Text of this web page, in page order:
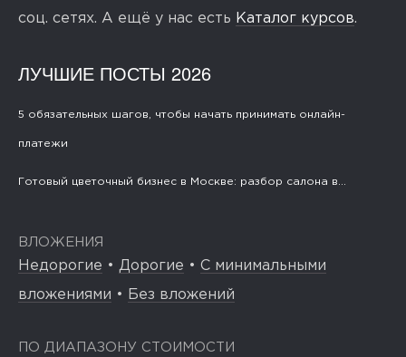
соц. сетях. А ещё у нас есть Каталог курсов.
ЛУЧШИЕ ПОСТЫ 2026
5 обязательных шагов, чтобы начать принимать онлайн-
платежи
Готовый цветочный бизнес в Москве: разбор салона в...
ВЛОЖЕНИЯ
Недорогие • Дорогие • С минимальными
вложениями • Без вложений
ПО ДИАПАЗОНУ СТОИМОСТИ